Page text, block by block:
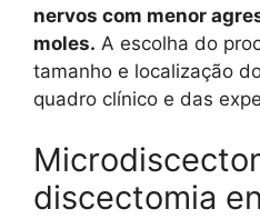
nervos com menor
moles. A escolha do
tamanho e localização
quadro clínico e das
discectomia